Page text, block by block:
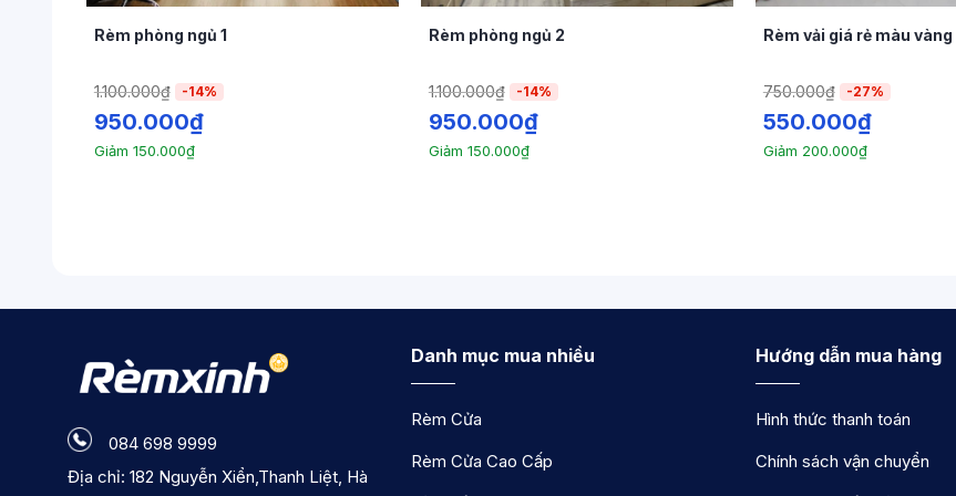
Rèm phòng ngủ 1
1.100.000₫ -14%
950.000₫
Giảm 150.000₫
Rèm phòng ngủ 2
1.100.000₫ -14%
950.000₫
Giảm 150.000₫
Rèm vải giá rẻ màu vàng
750.000₫ -27%
550.000₫
Giảm 200.000₫
084 698 9999
Địa chỉ: 182 Nguyễn Xiển,Thanh Liệt, Hà
Danh mục mua nhiều
Rèm Cửa
Rèm Cửa Cao Cấp
Hướng dẫn mua hàng
Hình thức thanh toán
Chính sách vận chuyển